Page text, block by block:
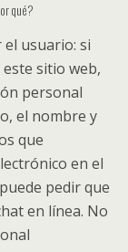
qué?
usuario: si
sitio web,
personal
el nombre y
que
en el
pedir que
en línea. No